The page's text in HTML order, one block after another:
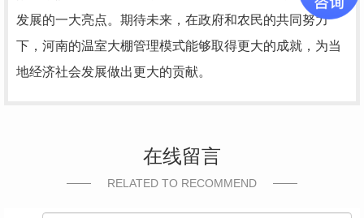
发展的一大亮点。期待未来，在政府和农民的共同努力
下，河南的温室大棚管理模式能够取得更大的成就，为当
地经济社会发展做出更大的贡献。
在线留言
RELATED TO RECOMMEND